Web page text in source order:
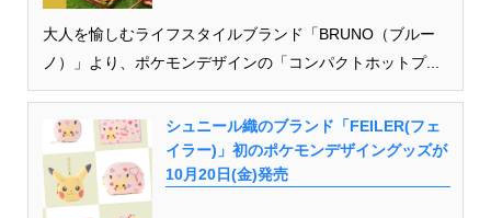
⼤⼈を愉しむライフスタイルブランド「BRUNO（ブルー
ノ）」より、ポケモンデザインの「コンパクトホットプ...
シュニール織のブランド「FEILER(フェ
イラー)」初のポケモンデザイングッズが
10月20日(金)発売